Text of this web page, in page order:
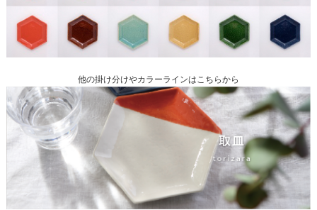
他の掛け分けやカラーラインはこちらから